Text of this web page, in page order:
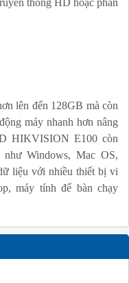
lên đến 128GB mà còn
máy nhanh hơn nâng
HIKVISION E100 còn
Windows, Mac OS,
liệu với nhiều thiết bị vi
máy tính để bàn chạy